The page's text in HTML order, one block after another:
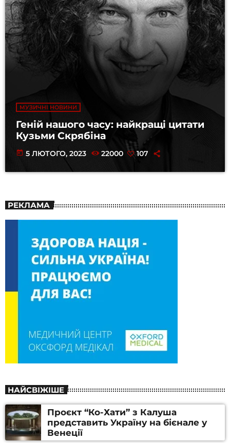
МУЗИЧНІ НОВИНИ
Геній нашого часу: найкращі цитати
Кузьми Скрябіна
today 5 ЛЮТОГО, 2023 22000 107
РЕКЛАМА
НАЙСВІЖІШЕ
Проєкт “Ко-Хати” з Калуша
представить Україну на бієнале у
Венеції